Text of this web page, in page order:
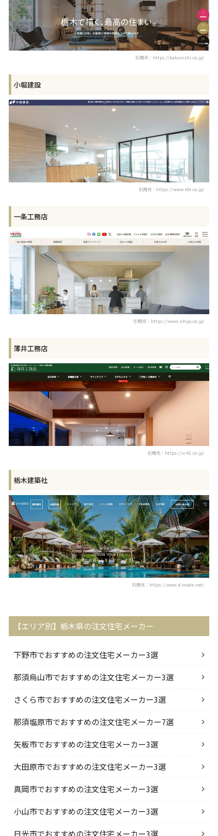
引用元：https://kakunishi.co.jp/
小堀建設
引用元：https://www.kbr.co.jp/
一条工務店
引用元：https://www.ichijo.co.jp/
薄井工務店
引用元：https://u-41.co.jp/
栃木建築社
引用元：https://www.d-made.net/
【エリア別】栃木県の注文住宅メーカー
下野市でおすすめの注文住宅メーカー3選
那須烏山市でおすすめの注文住宅メーカー3選
さくら市でおすすめの注文住宅メーカー3選
那須塩原市でおすすめの注文住宅メーカー7選
矢板市でおすすめの注文住宅メーカー3選
大田原市でおすすめの注文住宅メーカー3選
真岡市でおすすめの注文住宅メーカー3選
小山市でおすすめの注文住宅メーカー3選
日光市でおすすめの注文住宅メーカー3選